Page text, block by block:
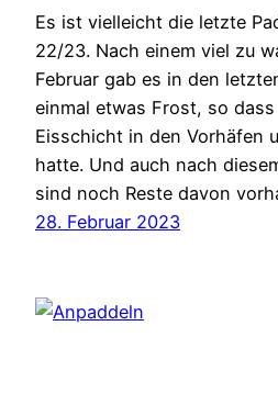
Es ist vielleicht die letzte
22/23. Nach einem viel zu
Februar gab es in den
einmal etwas Frost, so
Eisschicht in den Vorhäfen
hatte. Und auch nach
sind noch Reste davon
28. Februar 2023